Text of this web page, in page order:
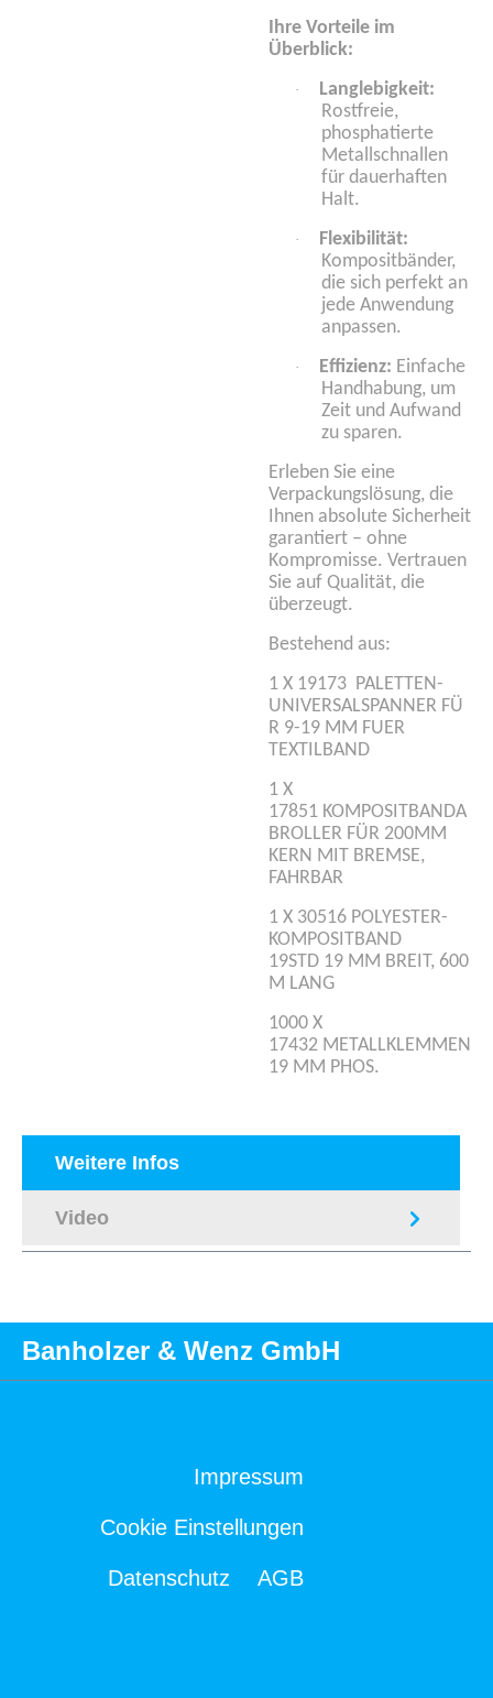
Ihre Vorteile im
Überblick:
·
Langlebigkeit:
Rostfreie,
phosphatierte
Metallschnallen
für dauerhaften
Halt.
·
Flexibilität:
Kompositbänder,
die sich perfekt an
jede Anwendung
anpassen.
· Effizienz: Einfache
Handhabung, um
Zeit und Aufwand
zu sparen.
Erleben Sie eine
Verpackungslösung, die
Ihnen absolute Sicherheit
garantiert – ohne
Kompromisse. Vertrauen
Sie auf Qualität, die
überzeugt.
Bestehend aus:
1 X 19173 PALETTEN-
UNIVERSALSPANNER FÜ
R 9-19 MM FUER
TEXTILBAND
1 X
17851 KOMPOSITBANDA
BROLLER FÜR 200MM
KERN MIT BREMSE,
FAHRBAR
1 X 30516 POLYESTER-
KOMPOSITBAND
19STD 19 MM BREIT, 600
M LANG
1000 X
17432 METALLKLEMMEN
19 MM PHOS.
Weitere Infos
Video
Banholzer & Wenz GmbH
Impressum
Cookie Einstellungen
Datenschutz AGB